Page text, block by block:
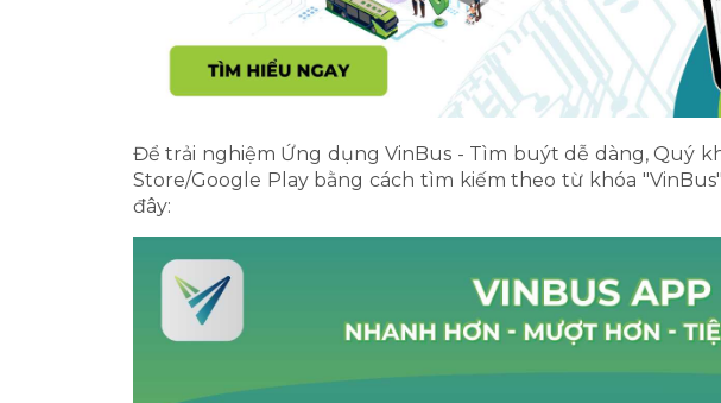
Để trải nghiệm Ứng dụng VinBus - Tìm buýt dễ dàng, Quý
Store/Google Play bằng cách tìm kiếm theo từ khóa
đây: